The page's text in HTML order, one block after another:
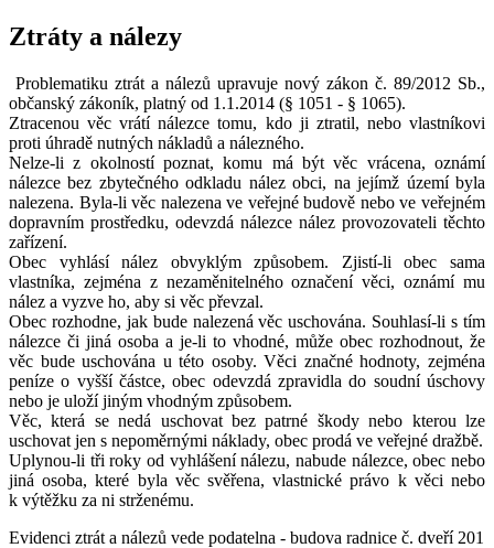
Ztráty a nálezy
Problematiku ztrát a nálezů upravuje nový zákon č. 89/2012 Sb.,
občanský zákoník, platný od 1.1.2014 (§ 1051 - § 1065).
Ztracenou věc vrátí nálezce tomu, kdo ji ztratil, nebo vlastníkovi
proti úhradě nutných nákladů a nálezného.
Nelze-li z okolností poznat, komu má být věc vrácena, oznámí
nálezce bez zbytečného odkladu nález obci, na jejímž území byla
nalezena. Byla-li věc nalezena ve veřejné budově nebo ve veřejném
dopravním prostředku, odevzdá nálezce nález provozovateli těchto
zařízení.
Obec vyhlásí nález obvyklým způsobem. Zjistí-li obec sama
vlastníka, zejména z nezaměnitelného označení věci, oznámí mu
nález a vyzve ho, aby si věc převzal.
Obec rozhodne, jak bude nalezená věc uschována. Souhlasí-li s tím
nálezce či jiná osoba a je-li to vhodné, může obec rozhodnout, že
věc bude uschována u této osoby. Věci značné hodnoty, zejména
peníze o vyšší částce, obec odevzdá zpravidla do soudní úschovy
nebo je uloží jiným vhodným způsobem.
Věc, která se nedá uschovat bez patrné škody nebo kterou lze
uschovat jen s nepoměrnými náklady, obec prodá ve veřejné dražbě.
Uplynou-li tři roky od vyhlášení nálezu, nabude nálezce, obec nebo
jiná osoba, které byla věc svěřena, vlastnické právo k věci nebo
k výtěžku za ni strženému.
Evidenci ztrát a nálezů vede podatelna - budova radnice č. dveří 201